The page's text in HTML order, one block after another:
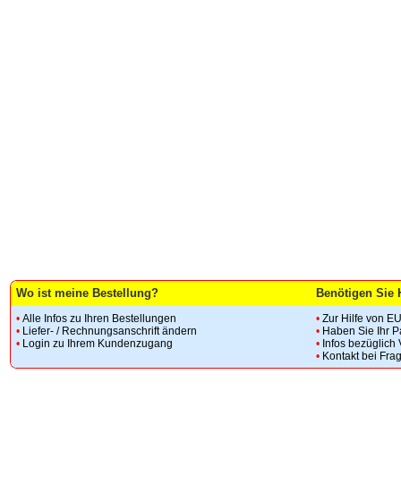
Wo ist meine Bestellung? Benötigen Sie
• Alle Infos zu Ihren Bestellungen
• Liefer- / Rechnungsanschrift ändern
• Login zu Ihrem Kundenzugang
• Zur Hilfe von
• Haben Sie Ihr
• Infos bezüglich
• Kontakt bei